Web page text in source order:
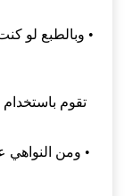
• وبالطبع لو
تقوم
• ومن النواهي